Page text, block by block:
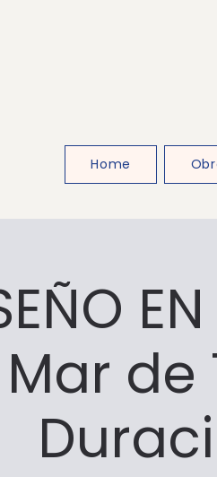
Home
Mar de